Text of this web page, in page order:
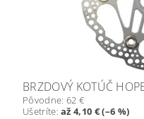
BRZDOVÝ KOTÚČ
Pôvodne: 62 €
Ušetríte:až 4,10 € (–6 %)